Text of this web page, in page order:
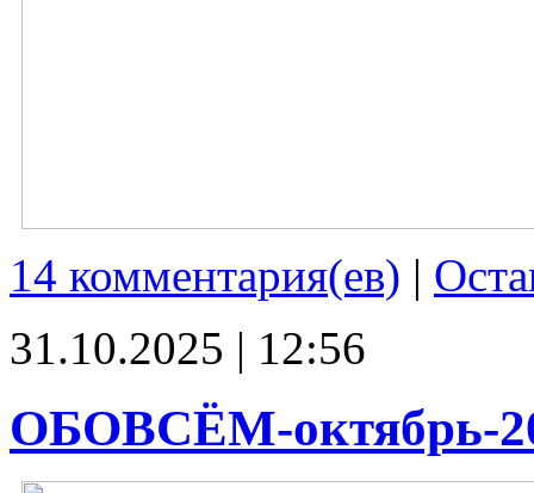
14 комментария(ев) |
31.10.2025 | 12:56
ОБОВСЁМ-октябрь-